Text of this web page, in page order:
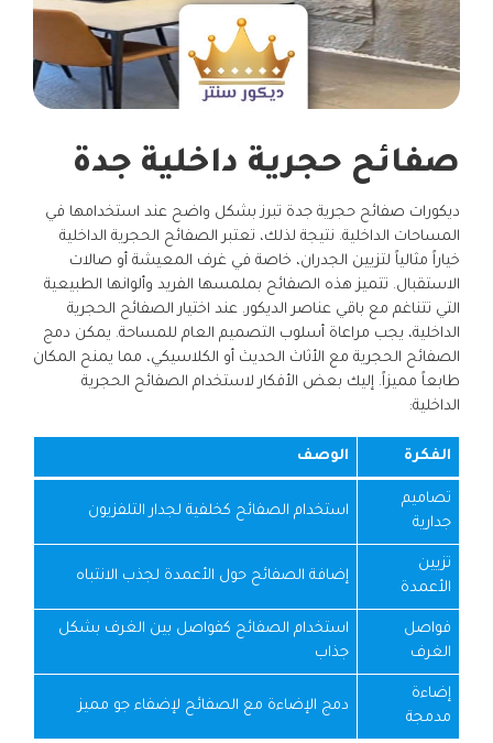
صفائح حجرية داخلية جدة
ديكورات صفائح حجرية جدة تبرز بشكل واضح عند استخدامها في
المساحات الداخلية. نتيجة لذلك، تعتبر الصفائح الحجرية الداخلية
خياراً مثالياً لتزيين الجدران، خاصة في غرف المعيشة أو صالات
الاستقبال. تتميز هذه الصفائح بملمسها الفريد وألوانها الطبيعية
التي تتناغم مع باقي عناصر الديكور. عند اختيار الصفائح الحجرية
الداخلية، يجب مراعاة أسلوب التصميم العام للمساحة. يمكن دمج
الصفائح الحجرية مع الأثاث الحديث أو الكلاسيكي، مما يمنح المكان
طابعاً مميزاً. إليك بعض الأفكار لاستخدام الصفائح الحجرية
الداخلية:
الفكرة الوصف
تصاميم
جدارية
استخدام الصفائح كخلفية لجدار التلفزيون
تزيين
الأعمدة
إضافة الصفائح حول الأعمدة لجذب الانتباه
فواصل
الغرف
استخدام الصفائح كفواصل بين الغرف بشكل
جذاب
إضاءة
مدمجة
دمج الإضاءة مع الصفائح لإضفاء جو مميز